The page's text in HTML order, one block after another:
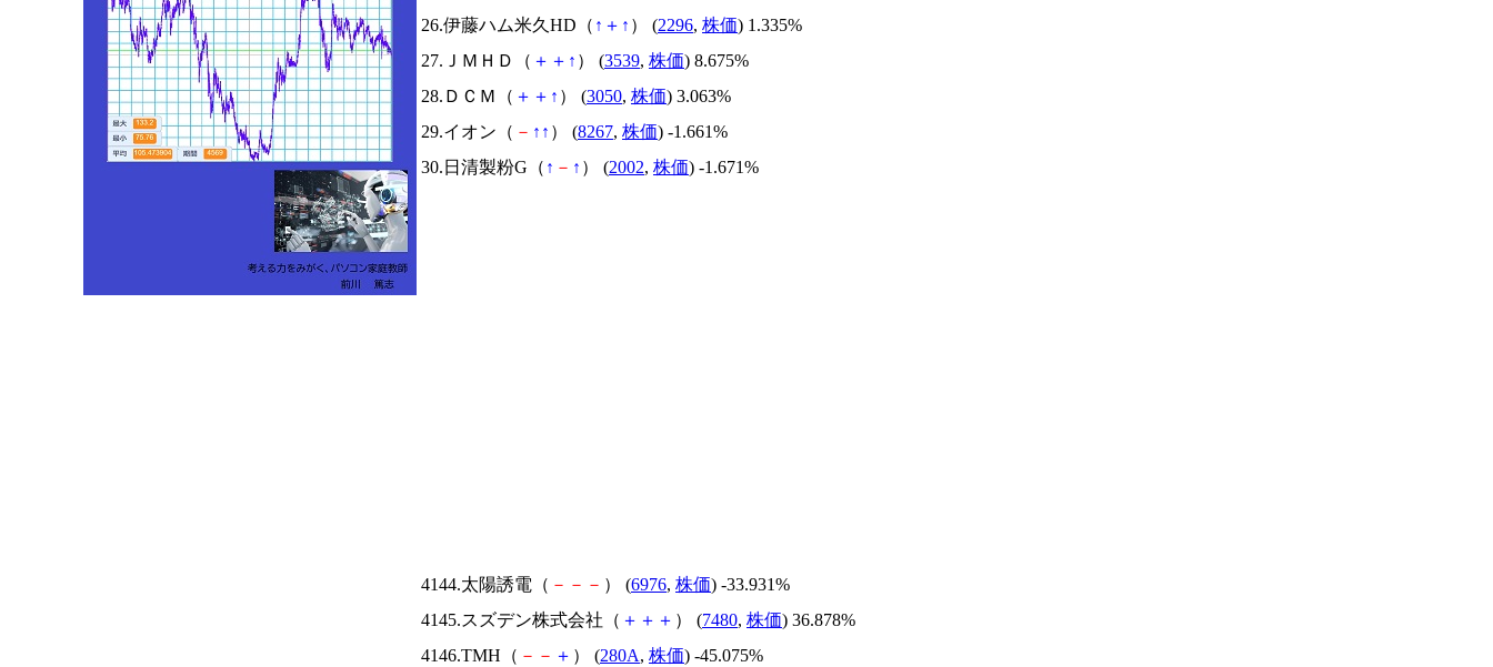
26.伊藤ハム米久HD（ ↑ ＋ ↑ ） (2296, 株価) 1.335%
27.ＪＭＨＤ（ ＋ ＋ ↑ ） (3539, 株価) 8.675%
28.ＤＣＭ（ ＋ ＋ ↑ ） (3050, 株価) 3.063%
29.イオン（ － ↑ ↑ ） (8267, 株価) -1.661%
30.日清製粉G（ ↑ － ↑ ） (2002, 株価) -1.671%
4144.太陽誘電（ － － － ） (6976, 株価) -33.931%
4145.スズデン株式会社（ ＋ ＋ ＋ ） (7480, 株価) 36.878%
4146.TMH（ － － ＋ ） (280A, 株価) -45.075%